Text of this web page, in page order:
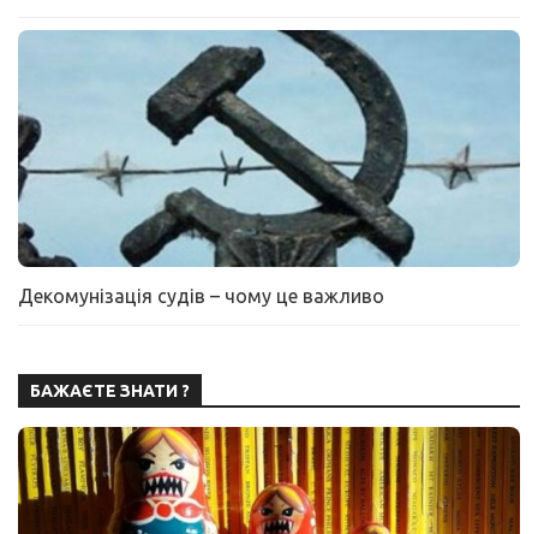
Декомунізація судів – чому це важливо
БАЖАЄТЕ ЗНАТИ ?